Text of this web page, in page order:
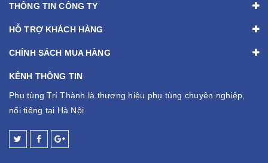
THÔNG TIN CÔNG TY
HỖ TRỢ KHÁCH HÀNG
CHÍNH SÁCH MUA HÀNG
KÊNH THÔNG TIN
Phụ tùng Trí Thành là thương hiệu phụ tùng chuyên nghiệp,
nổi tiếng tại Hà Nội